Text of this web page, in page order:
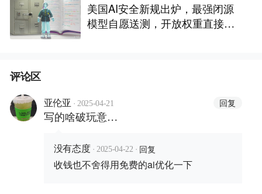
美国AI安全新规出炉，最强闭源
模型自愿送测，开放权重直接放
评论区
亚伦亚 · 2025-04-21 回复
写的啥破玩意…
没有态度 · 2025-04-22 · 回复
收钱也不舍得用免费的ai优化一下